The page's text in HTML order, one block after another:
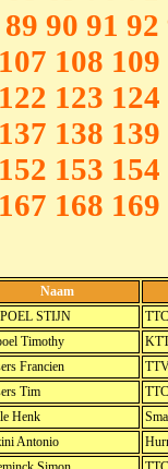
89 90 91 92
107 108 109
122 123 124
137 138 139
152 153 154
167 168 169
Naam
STIJN
Timothy
Francien
Tim
Henk
Antonio